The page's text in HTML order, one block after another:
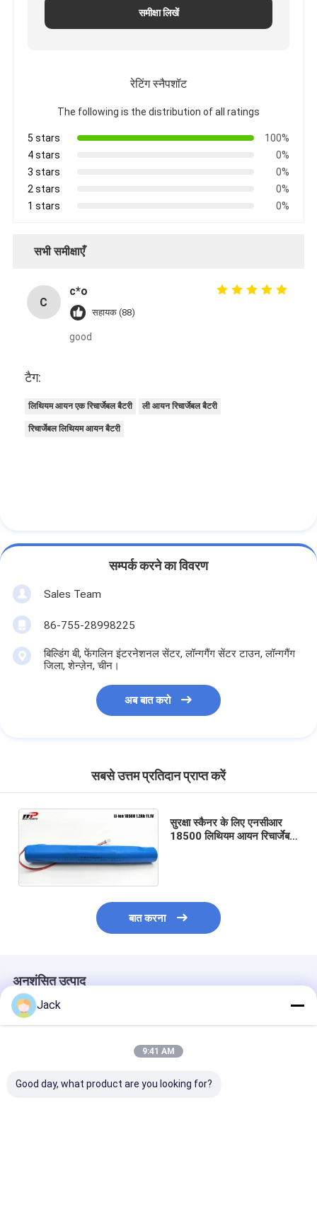
समीक्षा लिखें
रेटिंग स्नैपशॉट
The following is the distribution of all ratings
5 stars
100%
4 stars
0%
3 stars
0%
2 stars
0%
1 stars
0%
सभी समीक्षाएँ
C
c*o
सहायक (88)
good
टैग:
लिथियम आयन एक रिचार्जेबल बैटरी ली आयन रिचार्जेबल बैटरी
रिचार्जेबल लिथियम आयन बैटरी
सम्पर्क करने का विवरण
Sales Team
86-755-28998225
बिल्डिंग बी, फेंगलिन इंटरनेशनल सेंटर, लॉन्गगैंग सेंटर टाउन, लॉन्गगैंग
जिला, शेन्ज़ेन, चीन।
अब बात करो
सबसे उत्तम प्रतिदान प्राप्त करें
सुरक्षा स्कैनर के लिए एनसीआर
18500 लिथियम आयन रिचार्जेबल
बात करना
अनुशंसित उत्पाद
Jack
9:41 AM
Good day, what product are you looking for?